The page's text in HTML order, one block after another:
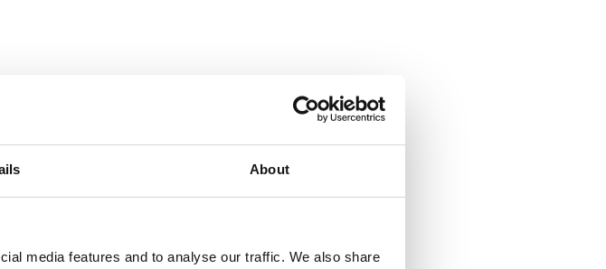
About
media features and to analyse our traffic. We also share
lære
har aldrig
timer. Men
så ægte,
alle
i